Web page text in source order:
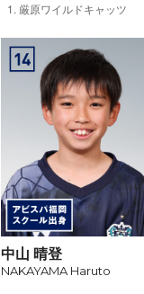
厳原ワイルドキャッツ
中山 晴登
NAKAYAMA Haruto